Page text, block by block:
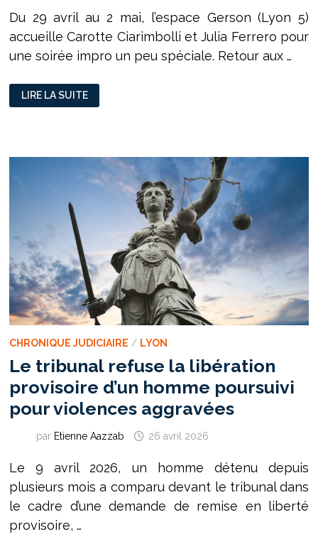
Du 29 avril au 2 mai, l’espace Gerson (Lyon 5)
accueille Carotte Ciarimbolli et Julia Ferrero pour
une soirée impro un peu spéciale. Retour aux …
THÉÂTRE
:
BINGO-
LIRE LA SUITE
CHRONIQUE JUDICIAIRE / LYON
Le tribunal refuse la libération
provisoire d’un homme poursuivi
pour violences aggravées
par Etienne Aazzab 26 avril 2026
Le 9 avril 2026, un homme détenu depuis
plusieurs mois a comparu devant le tribunal dans
le cadre d’une demande de remise en liberté
provisoire, …